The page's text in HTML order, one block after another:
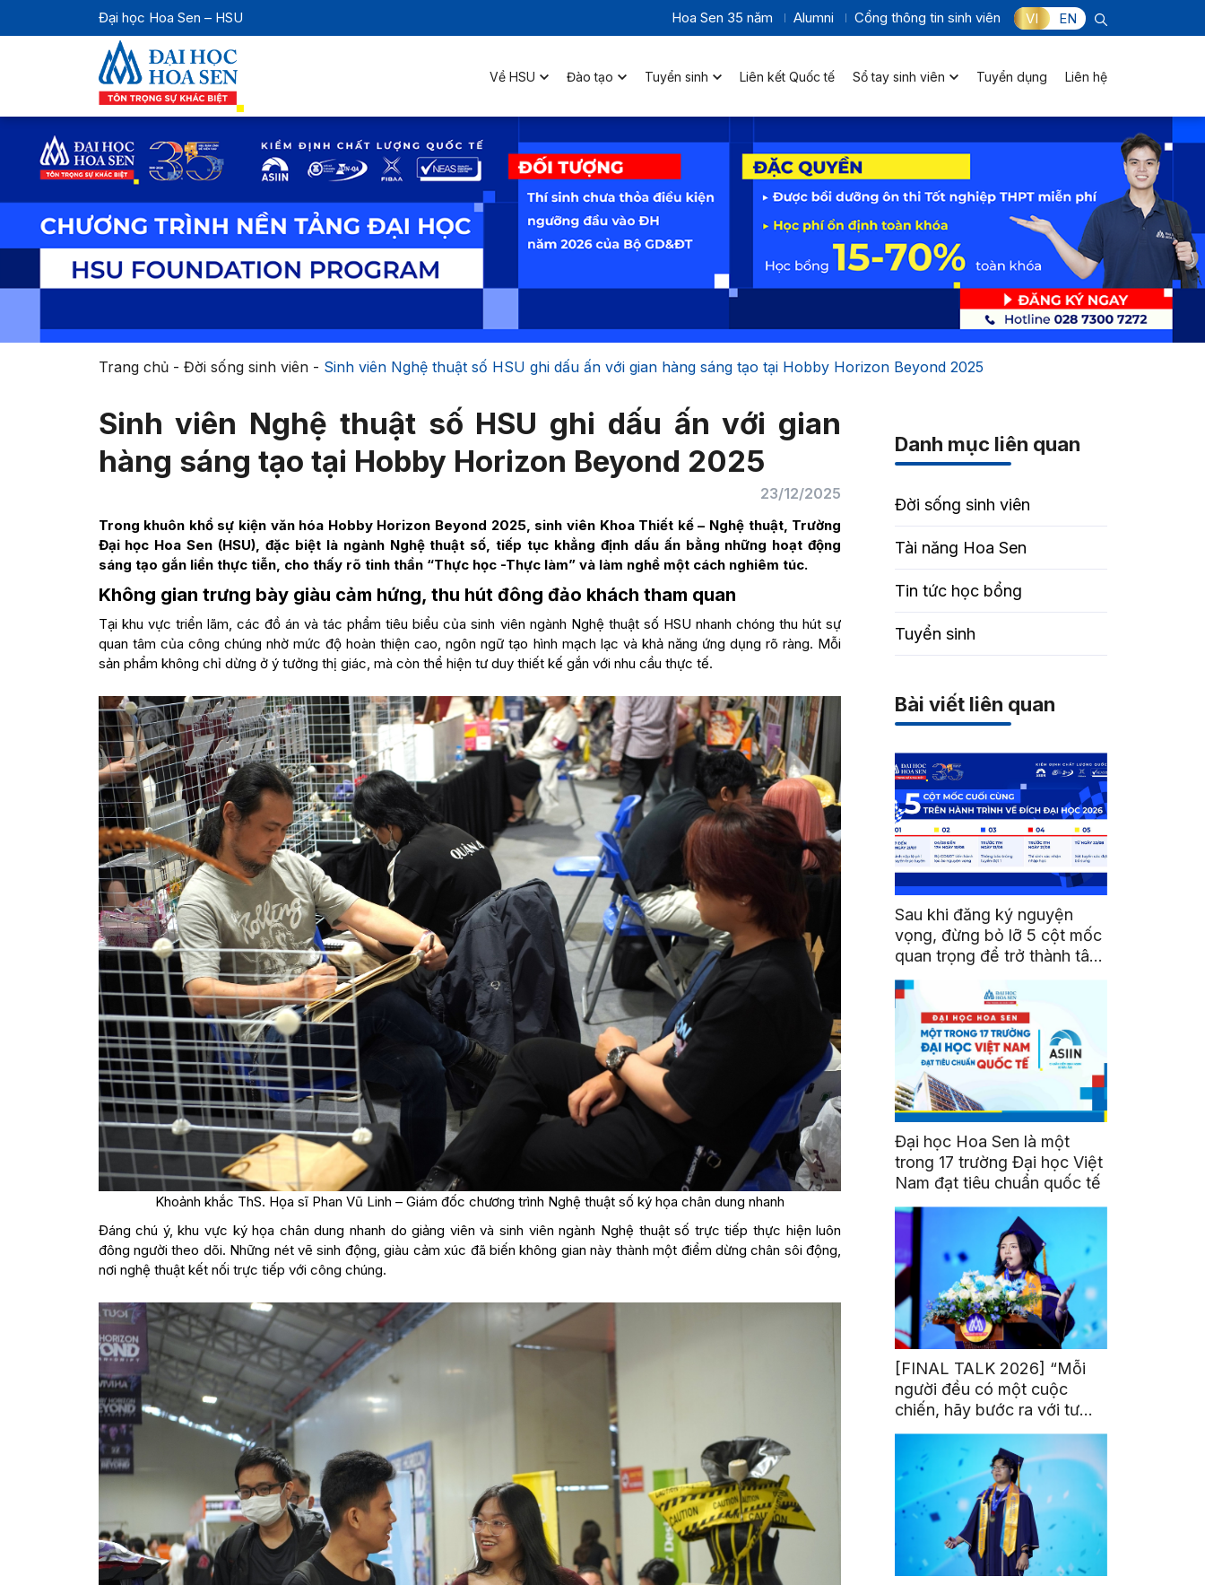
Đại học Hoa Sen – HSU Hoa Sen 35 năm Alumni Cổng thông tin sinh viên VI EN
Về HSU Đào tạo Tuyển sinh Liên kết Quốc tế Sổ tay sinh viên Tuyển dụng Liên hệ
Trang chủ- Đời sống sinh viên- Sinh viên Nghệ thuật số HSU ghi dấu ấn với gian hàng sáng tạo tại Hobby Horizon Beyond 2025
Sinh viên Nghệ thuật số HSU ghi dấu ấn với gian
hàng sáng tạo tại Hobby Horizon Beyond 2025
23/12/2025
Trong khuôn khổ sự kiện văn hóa Hobby Horizon Beyond 2025, sinh viên Khoa Thiết kế – Nghệ thuật, Trường
Đại học Hoa Sen (HSU), đặc biệt là ngành Nghệ thuật số, tiếp tục khẳng định dấu ấn bằng những hoạt động
sáng tạo gắn liền thực tiễn, cho thấy rõ tinh thần “Thực học -Thực làm” và làm nghề một cách nghiêm túc.
Không gian trưng bày giàu cảm hứng, thu hút đông đảo khách tham quan
Tại khu vực triển lãm, các đồ án và tác phẩm tiêu biểu của sinh viên ngành Nghệ thuật số HSU nhanh chóng thu hút sự
quan tâm của công chúng nhờ mức độ hoàn thiện cao, ngôn ngữ tạo hình mạch lạc và khả năng ứng dụng rõ ràng. Mỗi
sản phẩm không chỉ dừng ở ý tưởng thị giác, mà còn thể hiện tư duy thiết kế gắn với nhu cầu thực tế.
Khoảnh khắc ThS. Họa sĩ Phan Vũ Linh – Giám đốc chương trình Nghệ thuật số ký họa chân dung nhanh
Đáng chú ý, khu vực ký họa chân dung nhanh do giảng viên và sinh viên ngành Nghệ thuật số trực tiếp thực hiện luôn
đông người theo dõi. Những nét vẽ sinh động, giàu cảm xúc đã biến không gian này thành một điểm dừng chân sôi động,
nơi nghệ thuật kết nối trực tiếp với công chúng.
Danh mục liên quan
Đời sống sinh viên
Tài năng Hoa Sen
Tin tức học bổng
Tuyển sinh
Bài viết liên quan
Sau khi đăng ký nguyện
vọng, đừng bỏ lỡ 5 cột mốc
quan trọng để trở thành tân
sinh viên HSU
Đại học Hoa Sen là một
trong 17 trường Đại học Việt
Nam đạt tiêu chuẩn quốc tế
[FINAL TALK 2026] “Mỗi
người đều có một cuộc
chiến, hãy bước ra với tư
thế của người chiến thắng”